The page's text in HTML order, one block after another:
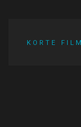
KORTE FILM